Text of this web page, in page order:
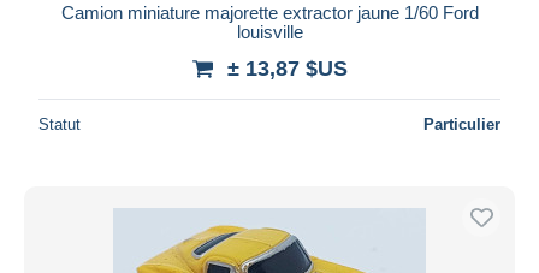
Camion miniature majorette extractor jaune 1/60 Ford
louisville
± 13,87 $US
Statut Particulier